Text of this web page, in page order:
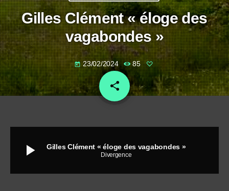
Gilles Clément « éloge des
vagabondes »
today 23/02/2024 85
share
email
play_arrow Gilles Clément « éloge des vagabondes »
Divergence